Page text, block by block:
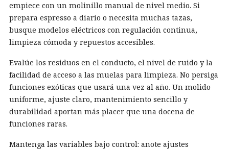
empiece con un molinillo manual de nivel medio. Si
prepara espresso a diario o necesita muchas tazas,
busque modelos eléctricos con regulación continua,
limpieza cómoda y repuestos accesibles.
Evalúe los residuos en el conducto, el nivel de ruido y la
facilidad de acceso a las muelas para limpieza. No persiga
funciones exóticas que usará una vez al año. Un molido
uniforme, ajuste claro, mantenimiento sencillo y
durabilidad aportan más placer que una docena de
funciones raras.
Mantenga las variables bajo control: anote ajustes